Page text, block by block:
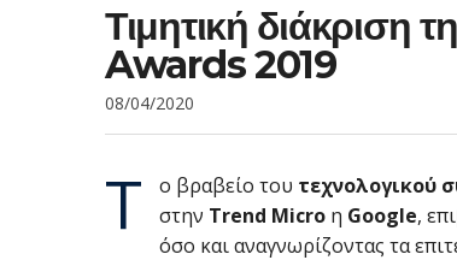
Τιμητική
Awards 2019
08/04/2020
Τ ο βραβείο του τεχνολογικού
στην Trend Micro η Google,
όσο και αναγνωρίζοντας τα